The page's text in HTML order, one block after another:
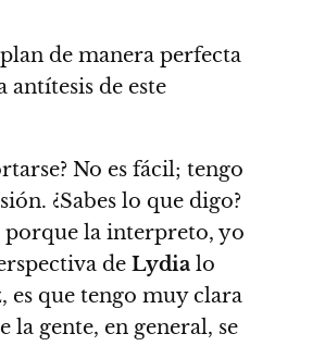
de manera perfecta
antítesis de este
No es fácil; tengo
¿Sabes lo que digo?
porque la interpreto, yo
de Lydia lo
es que tengo muy clara
la gente, en general, se